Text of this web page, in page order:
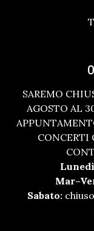
SAREMO
AGOSTO AL
CONCERTI
Sabato: